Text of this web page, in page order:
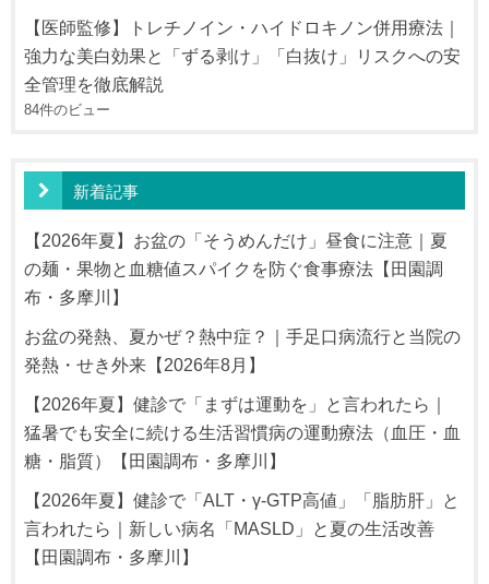
【医師監修】トレチノイン・ハイドロキノン併用療法｜
強力な美白効果と「ずる剥け」「白抜け」リスクへの安
全管理を徹底解説
84件のビュー
新着記事
【2026年夏】お盆の「そうめんだけ」昼食に注意｜夏
の麺・果物と血糖値スパイクを防ぐ食事療法【田園調
布・多摩川】
お盆の発熱、夏かぜ？熱中症？｜手足口病流行と当院の
発熱・せき外来【2026年8月】
【2026年夏】健診で「まずは運動を」と言われたら｜
猛暑でも安全に続ける生活習慣病の運動療法（血圧・血
糖・脂質）【田園調布・多摩川】
【2026年夏】健診で「ALT・γ-GTP高値」「脂肪肝」と
言われたら｜新しい病名「MASLD」と夏の生活改善
【田園調布・多摩川】